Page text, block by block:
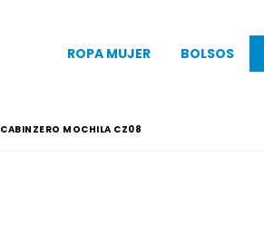
ROPA MUJER BOLSOS
CABINZERO MOCHILA CZ08